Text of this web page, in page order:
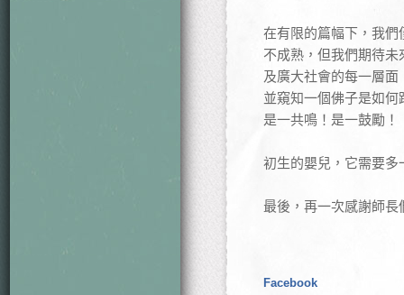
在有限的篇幅下，我
不成熟，但我們期待
及廣大社會的每一層
並窺知一個佛子是如
是一共鳴！是一鼓勵！
初生的嬰兒，它需要
最後，再一次感謝師
Facebook